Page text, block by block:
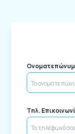
Tηλ.